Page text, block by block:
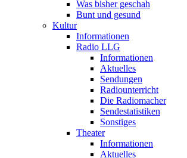
Was bisher geschah
Bunt und gesund
Kultur
Informationen
Radio LLG
Informationen
Aktuelles
Sendungen
Radiounterricht
Die Radiomacher
Sendestatistiken
Sonstiges
Theater
Informationen
Aktuelles